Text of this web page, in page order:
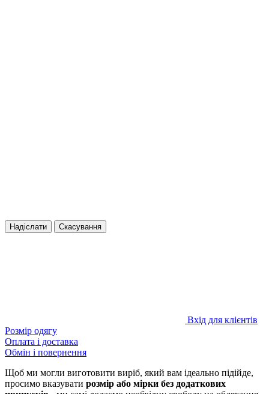
Надіслати Скасування
Вхід для клієнтів
Розмір одягу
Оплата і доставка
Обмін і повернення
Щоб ми могли виготовити виріб, який вам ідеально підійде,
просимо вказувати розмір або мірки без додаткових